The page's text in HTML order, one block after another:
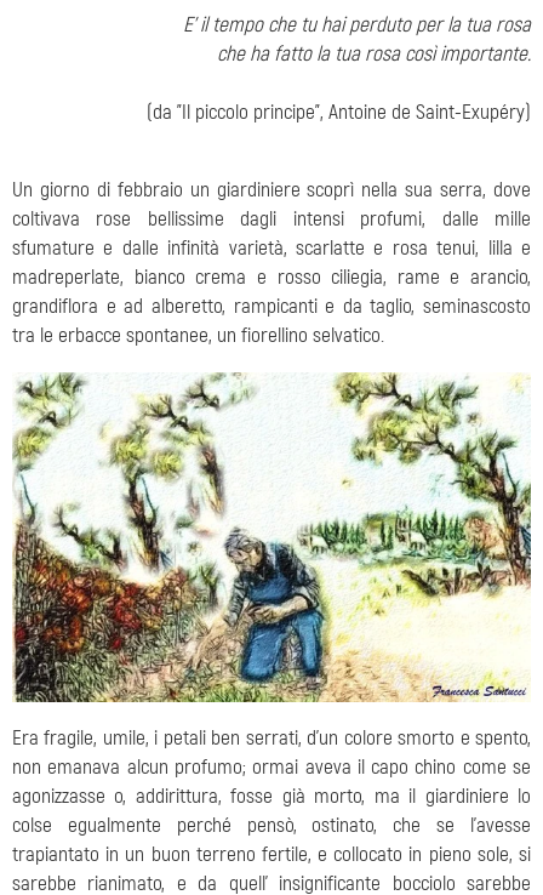
E' il tempo che tu hai perduto per la tua rosa
che ha fatto la tua rosa così importante.
(da "Il piccolo principe", Antoine de Saint-Exupéry)
Un giorno di febbraio un giardiniere scoprì nella sua serra, dove
coltivava rose bellissime dagli intensi profumi, dalle mille
sfumature e dalle infinità varietà, scarlatte e rosa tenui, lilla e
madreperlate, bianco crema e rosso ciliegia, rame e arancio,
grandiflora e ad alberetto, rampicanti e da taglio, seminascosto
tra le erbacce spontanee, un fiorellino selvatico.
Era fragile, umile, i petali ben serrati, d'un colore smorto e spento,
non emanava alcun profumo; ormai aveva il capo chino come se
agonizzasse o, addirittura, fosse già morto, ma il giardiniere lo
colse egualmente perché pensò, ostinato, che se l'avesse
trapiantato in un buon terreno fertile, e collocato in pieno sole, si
sarebbe rianimato, e da quell' insignificante bocciolo sarebbe